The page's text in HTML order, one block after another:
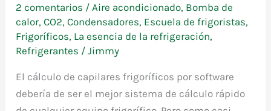
2 comentarios / Aire acondicionado, Bomba de
calor,CO2,Condensadores, Escuela de frigoristas,
Frigoríficos, La esencia de la refrigeración,
Refrigerantes /Jimmy
El cálculo de capilares frigoríficos por software
debería de ser el mejor sistema de cálculo rápido